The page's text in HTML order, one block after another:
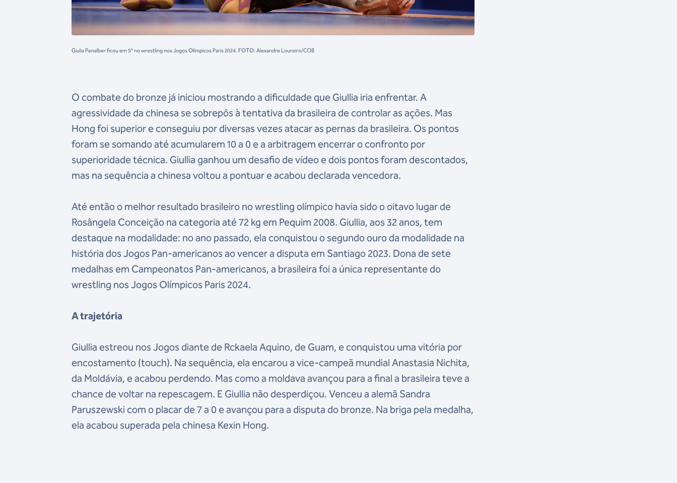
Giulia Penalber ficou em 5º no wrestling nos Jogos Olímpicos Paris 2024. FOTO: Alexandre Loureiro/COB
O combate do bronze já iniciou mostrando a dificuldade que Giullia iria enfrentar. A
agressividade da chinesa se sobrepôs à tentativa da brasileira de controlar as ações. Mas
Hong foi superior e conseguiu por diversas vezes atacar as pernas da brasileira. Os pontos
foram se somando até acumularem 10 a 0 e a arbitragem encerrar o confronto por
superioridade técnica. Giullia ganhou um desafio de vídeo e dois pontos foram descontados,
mas na sequência a chinesa voltou a pontuar e acabou declarada vencedora.
Até então o melhor resultado brasileiro no wrestling olímpico havia sido o oitavo lugar de
Rosângela Conceição na categoria até 72 kg em Pequim 2008. Giullia, aos 32 anos, tem
destaque na modalidade: no ano passado, ela conquistou o segundo ouro da modalidade na
história dos Jogos Pan-americanos ao vencer a disputa em Santiago 2023. Dona de sete
medalhas em Campeonatos Pan-americanos, a brasileira foi a única representante do
wrestling nos Jogos Olímpicos Paris 2024.
A trajetória
Giullia estreou nos Jogos diante de Rckaela Aquino, de Guam, e conquistou uma vitória por
encostamento (touch). Na sequência, ela encarou a vice-campeã mundial Anastasia Nichita,
da Moldávia, e acabou perdendo. Mas como a moldava avançou para a final a brasileira teve a
chance de voltar na repescagem. E Giullia não desperdiçou. Venceu a alemã Sandra
Paruszewski com o placar de 7 a 0 e avançou para a disputa do bronze. Na briga pela medalha,
ela acabou superada pela chinesa Kexin Hong.